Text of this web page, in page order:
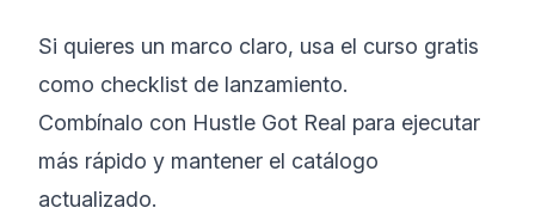
Si quieres un marco claro, usa el curso gratis
como checklist de lanzamiento.
Combínalo con Hustle Got Real para ejecutar
más rápido y mantener el catálogo
actualizado.